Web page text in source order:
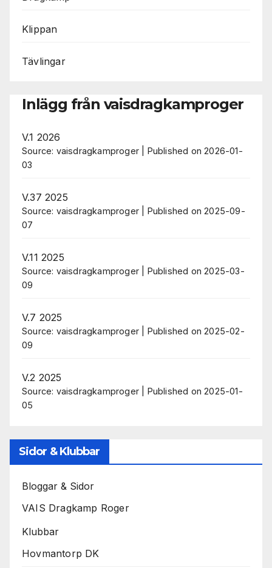
Klippan
Tävlingar
Inlägg från vaisdragkamproger
V.1 2026
Source: vaisdragkamproger
Published on 2026-01-
03
V.37 2025
Source: vaisdragkamproger
Published on 2025-09-
07
V.11 2025
Source: vaisdragkamproger
Published on 2025-03-
09
V.7 2025
Source: vaisdragkamproger
Published on 2025-02-
09
V.2 2025
Source: vaisdragkamproger
Published on 2025-01-
05
Sidor & Klubbar
Bloggar & Sidor
VAIS Dragkamp Roger
Klubbar
Hovmantorp DK